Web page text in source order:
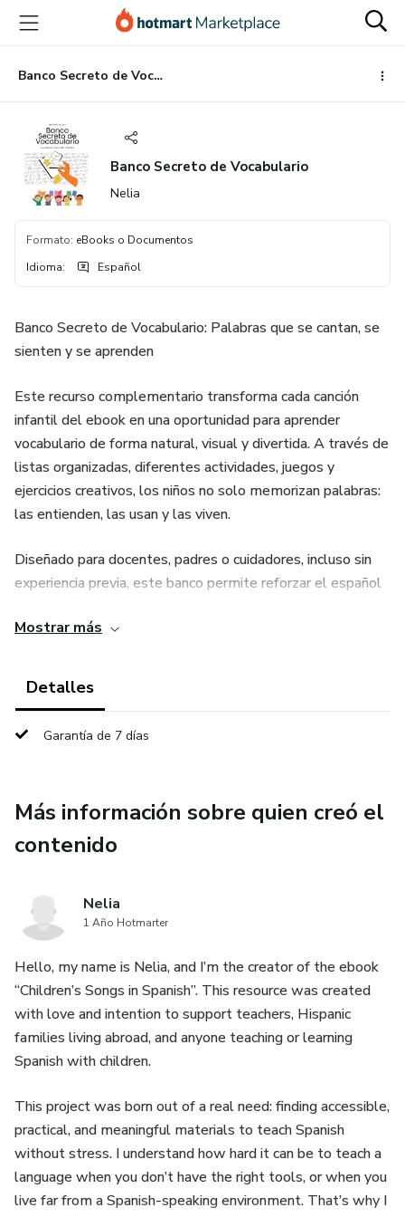
principal
página
de
página
Banco Secreto de Vocabulario
Banco Secreto de Vocabulario
Nelia
Formato: eBooks o Documentos
Idioma: Español
Banco Secreto de Vocabulario: Palabras que se cantan, se
sienten y se aprenden
Este recurso complementario transforma cada canción
infantil del ebook en una oportunidad para aprender
vocabulario de forma natural, visual y divertida. A través de
listas organizadas, diferentes actividades, juegos y
ejercicios creativos, los niños no solo memorizan palabras:
las entienden, las usan y las viven.
Diseñado para docentes, padres o cuidadores, incluso sin
experiencia previa, este banco permite reforzar el español
simples y emocionantes. Incluye ejercicios de dibujo, frases,
Ideal para acompañar el aprendizaje en casa o en el aula, es
cuando una palabra se conecta con una canción, una imagen
Mostrar más
Detalles
Garantía de 7 días
Más información sobre quien creó el
contenido
Nelia
1 Año Hotmarter
Hello, my name is Nelia, and I’m the creator of the ebook
“Children’s Songs in Spanish”. This resource was created
with love and intention to support teachers, Hispanic
families living abroad, and anyone teaching or learning
Spanish with children.
This project was born out of a real need: finding accessible,
practical, and meaningful materials to teach Spanish
without stress. I understand how hard it can be to teach a
language when you don’t have the right tools, or when you
live far from a Spanish-speaking environment. That’s why I